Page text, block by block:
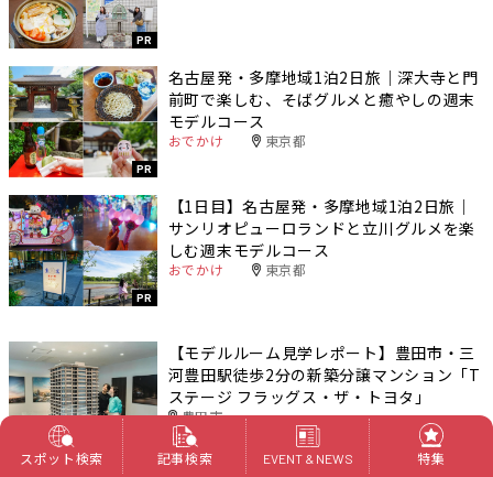
PR
PR
名古屋発・多摩地域1泊2日旅｜深大寺と門
前町で楽しむ、そばグルメと癒やしの週末
モデルコース
おでかけ 東京都
PR
【1日目】名古屋発・多摩地域1泊2日旅｜
サンリオピューロランドと立川グルメを楽
しむ週末モデルコース
おでかけ 東京都
【モデルルーム見学レポート】豊田市・三
河豊田駅徒歩2分の新築分譲マンション「T
ステージ フラッグス・ザ・トヨタ」
豊田市
スポット検索 記事検索 EVENT & NEWS 特集